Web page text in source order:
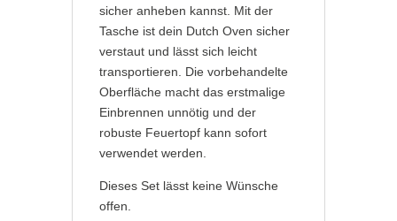
sicher anheben kannst. Mit der
Tasche ist dein Dutch Oven sicher
verstaut und lässt sich leicht
transportieren. Die vorbehandelte
Oberfläche macht das erstmalige
Einbrennen unnötig und der
robuste Feuertopf kann sofort
verwendet werden.
Dieses Set lässt keine Wünsche
offen.